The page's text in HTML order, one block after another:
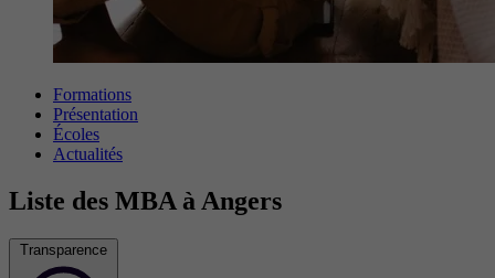
Formations
Présentation
Écoles
Actualités
Liste des MBA à Angers
Transparence